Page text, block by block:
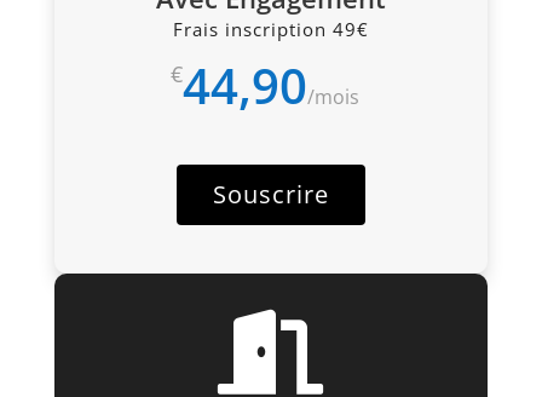
Frais inscription 49€
€44,90/mois
Souscrire
